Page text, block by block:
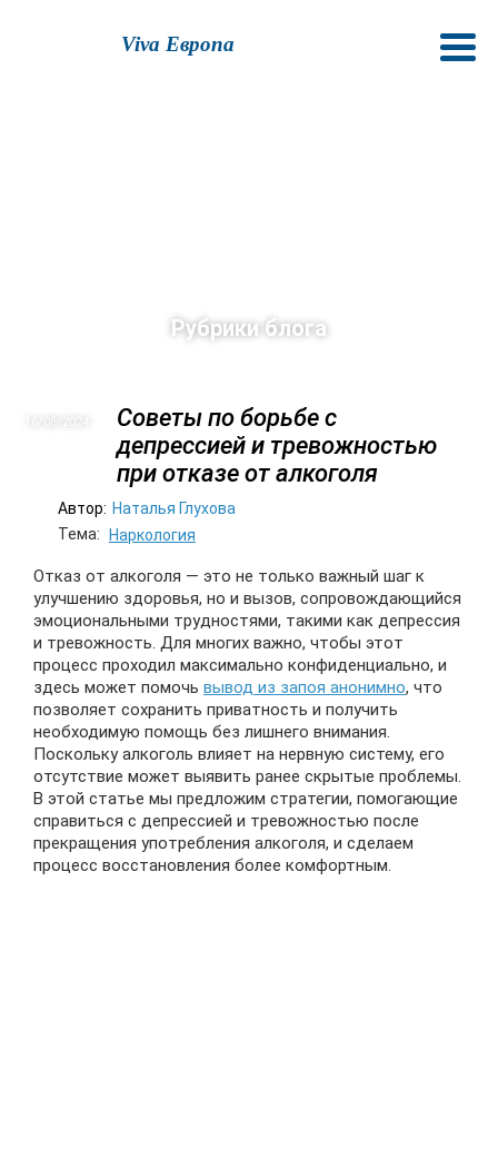
Viva Европа
Рубрики блога
Советы по борьбе с
депрессией и тревожностью
при отказе от алкоголя
16/08
Автор: Наталья Глухова
Тема:
Наркология
Отказ от алкоголя — это не только важный шаг к
улучшению здоровья, но и вызов, сопровождающийся
эмоциональными трудностями, такими как депрессия
и тревожность. Для многих важно, чтобы этот
процесс проходил максимально конфиденциально, и
здесь может помочь вывод из запоя анонимно, что
позволяет сохранить приватность и получить
необходимую помощь без лишнего внимания.
Поскольку алкоголь влияет на нервную систему, его
отсутствие может выявить ранее скрытые проблемы.
В этой статье мы предложим стратегии, помогающие
справиться с депрессией и тревожностью после
прекращения употребления алкоголя, и сделаем
процесс восстановления более комфортным.